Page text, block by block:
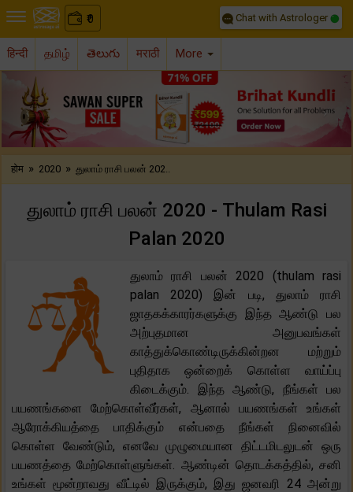
₹
0 Chat with Astrologer
हिन्दी தமிழ் తెలుగు मराठी More
Previous
होम » 2020 » துலாம் ராசி பலன் 202..
துலாம் ராசி பலன் 2020 - Thulam Rasi
Palan 2020
துலாம் ராசி பலன் 2020 (thulam rasi
palan 2020) இன் படி, துலாம் ராசி
ஜாதகக்காரர்களுக்கு இந்த ஆண்டு பல
அற்புதமான அனுபவங்கள்
காத்துக்கொண்டிருக்கின்றன மற்றும்
புதிதாக ஒன்றைக் கொள்ள வாய்ப்பு
கிடைக்கும். இந்த ஆண்டு, நீங்கள் பல
பயணங்களை மேற்கொள்வீர்கள், ஆனால் பயணங்கள் உங்கள்
ஆரோக்கியத்தை பாதிக்கும் என்பதை நீங்கள் நினைவில்
கொள்ள வேண்டும், எனவே முழுமையான திட்டமிடலுடன் ஒரு
பயணத்தை மேற்கொள்ளுங்கள். ஆண்டின் தொடக்கத்தில், சனி
உங்கள் மூன்றாவது வீட்டில் இருக்கும், இது ஜனவரி 24 அன்று